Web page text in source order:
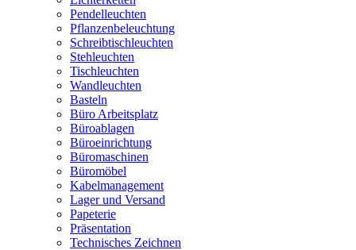
Pendelleuchten
Pflanzenbeleuchtung
Schreibtischleuchten
Stehleuchten
Tischleuchten
Wandleuchten
Basteln
Büro Arbeitsplatz
Büroablagen
Büroeinrichtung
Büromaschinen
Büromöbel
Kabelmanagement
Lager und Versand
Papeterie
Präsentation
Technisches Zeichnen